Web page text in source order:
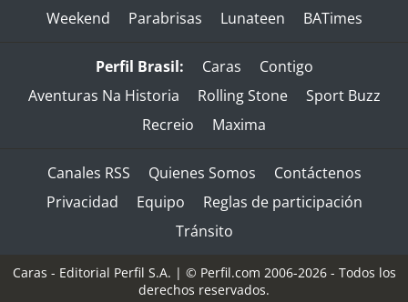
Weekend
Parabrisas Lunateen BATimes
Perfil Brasil: Caras
Contigo
Aventuras Na Historia
Rolling Stone
Sport Buzz
Recreio
Maxima
Canales RSS Quienes Somos
Contáctenos
Privacidad
Equipo
Reglas de participación
Tránsito
Caras - Editorial Perfil S.A. | © Perfil.com 2006-2026 - Todos los
derechos reservados.